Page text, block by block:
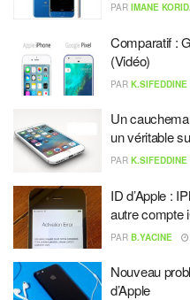
PAR IMANE
Comparatif :
(Vidéo)
PAR K.SIFEDDINE
Un
un véritable
PAR K.SIFEDDINE
ID d’Apple :
autre compte
PAR B.YACINE
Nouveau
d’Apple